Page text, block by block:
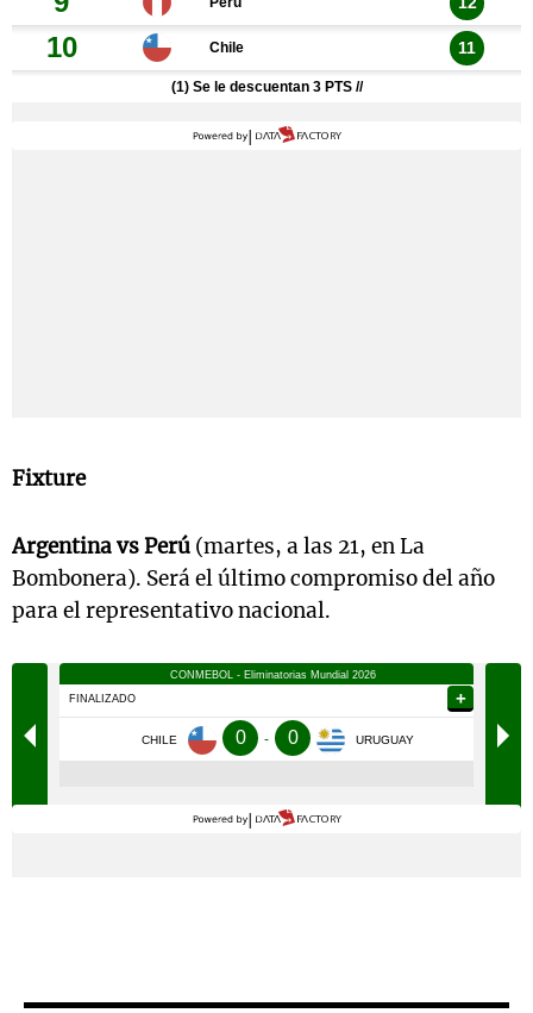
Fixture
Argentina vs Perú (martes, a las 21, en La
Bombonera). Será el último compromiso del año
para el representativo nacional.